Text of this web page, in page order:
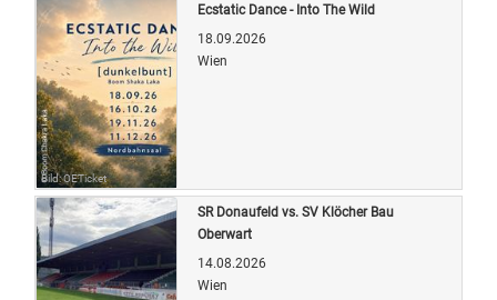
Bild: OETicket
Ecstatic Dance - Into The Wild
18.09.2026
Wien
SR Donaufeld vs. SV Klöcher Bau
Oberwart
14.08.2026
Wien